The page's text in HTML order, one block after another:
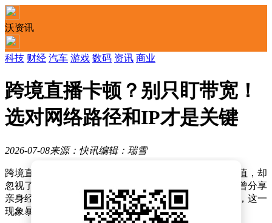
沃资讯
科技 财经 汽车 游戏 数码 资讯 商业
跨境直播卡顿？别只盯带宽！
选对网络路径和IP才是关键
2026-07-08来源：快讯编辑：瑞雪
跨境直播热潮下，许多企业将关注点聚焦于网络带宽数值，却
忽视了真正影响直播流畅度的关键因素。某企业负责人曾分享
亲身经历：即便升级至千兆宽带，直播画面仍频繁卡顿，这一
现象暴露出行业对跨境直播网络需求的认知误区。